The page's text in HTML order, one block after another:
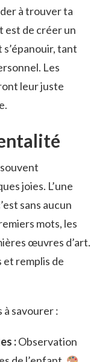
à trouver ta
est de créer un
tant
Les
leur juste
joies. L’une
sans aucun
mots, les
œuvres d’art.
et remplis de
savourer :
:Observation